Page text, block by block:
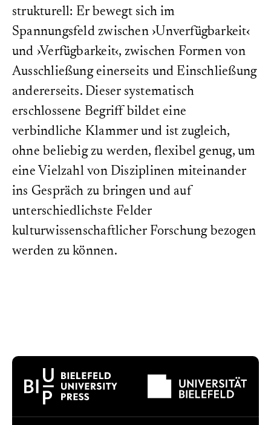
strukturell: Er bewegt sich im
Spannungsfeld zwischen ›Unverfügbarkeit‹
und ›Verfügbarkeit‹, zwischen Formen von
Ausschließung einerseits und Einschließung
andererseits. Dieser systematisch
erschlossene Begriff bildet eine
verbindliche Klammer und ist zugleich,
ohne beliebig zu werden, flexibel genug, um
eine Vielzahl von Disziplinen miteinander
ins Gespräch zu bringen und auf
unterschiedlichste Felder
kulturwissenschaftlicher Forschung bezogen
werden zu können.